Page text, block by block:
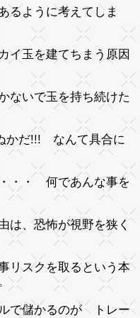
るように考えてしま
イ玉を建てちまう原因
ないで玉を持ち続けた
かだ!!! なんて具合に
・・ 何であんな事を
、恐怖が視野を狭く
リスクを取るという本
で儲かるのが トレー